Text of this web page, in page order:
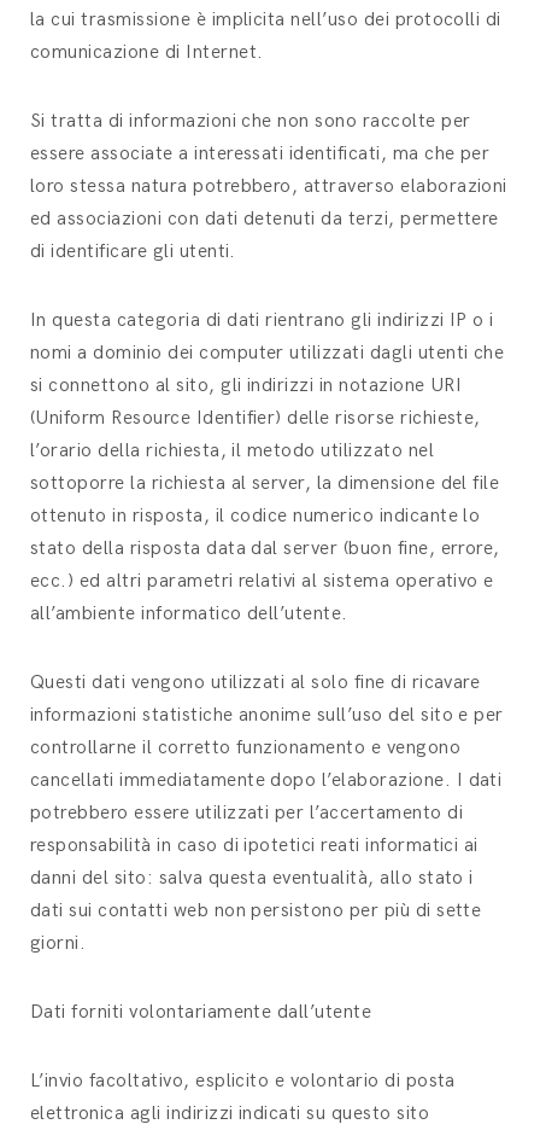
la cui trasmissione è implicita nell’uso dei protocolli di
comunicazione di Internet.
Si tratta di informazioni che non sono raccolte per
essere associate a interessati identificati, ma che per
loro stessa natura potrebbero, attraverso elaborazioni
ed associazioni con dati detenuti da terzi, permettere
di identificare gli utenti.
In questa categoria di dati rientrano gli indirizzi IP o i
nomi a dominio dei computer utilizzati dagli utenti che
si connettono al sito, gli indirizzi in notazione URI
(Uniform Resource Identifier) delle risorse richieste,
l’orario della richiesta, il metodo utilizzato nel
sottoporre la richiesta al server, la dimensione del file
ottenuto in risposta, il codice numerico indicante lo
stato della risposta data dal server (buon fine, errore,
ecc.) ed altri parametri relativi al sistema operativo e
all’ambiente informatico dell’utente.
Questi dati vengono utilizzati al solo fine di ricavare
informazioni statistiche anonime sull’uso del sito e per
controllarne il corretto funzionamento e vengono
cancellati immediatamente dopo l’elaborazione. I dati
potrebbero essere utilizzati per l’accertamento di
responsabilità in caso di ipotetici reati informatici ai
danni del sito: salva questa eventualità, allo stato i
dati sui contatti web non persistono per più di sette
giorni.
Dati forniti volontariamente dall’utente
L’invio facoltativo, esplicito e volontario di posta
elettronica agli indirizzi indicati su questo sito